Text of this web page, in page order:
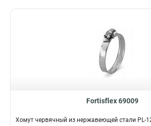
Fortisflex 69009
Хомут червячный из нержавеющей стали PL-